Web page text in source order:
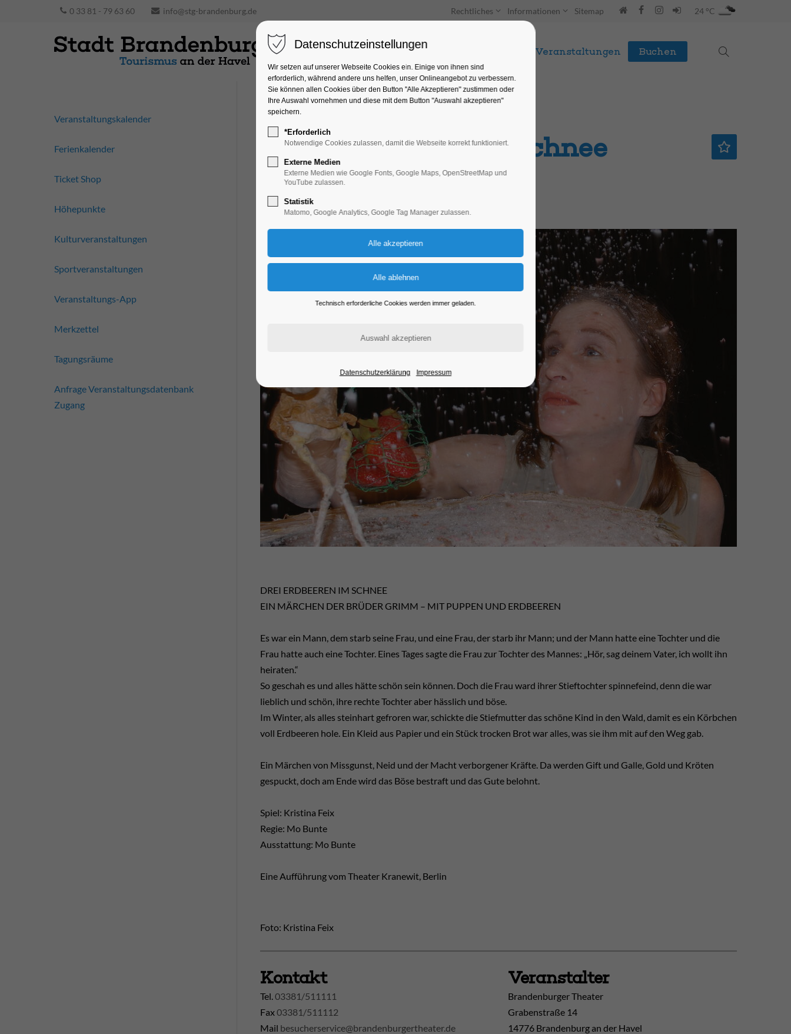
0 33 81 - 79 63 60 info@stg-brandenburg.de Rechtliches Informationen Sitemap 24 °C
Unterkünfte Entdecken & Erleben Veranstaltungen Buchen
Drei Erdbeeren Im Schnee
Kinder, Jugend
19.01.2025, 14:30–15:30
DREI ERDBEEREN IM SCHNEE
EIN MÄRCHEN DER BRÜDER GRIMM – MIT PUPPEN UND ERDBEEREN
Es war ein Mann, dem starb seine Frau, und eine Frau, der starb ihr Mann; und der Mann hatte eine Tochter und die
Frau hatte auch eine Tochter. Eines Tages sagte die Frau zur Tochter des Mannes: „Hör, sag deinem Vater, ich wollt ihn
heiraten.“
So geschah es und alles hätte schön sein können. Doch die Frau ward ihrer Stieftochter spinnefeind, denn die war
lieblich und schön, ihre rechte Tochter aber hässlich und böse.
Im Winter, als alles steinhart gefroren war, schickte die Stiefmutter das schöne Kind in den Wald, damit es ein Körbchen
voll Erdbeeren hole. Ein Kleid aus Papier und ein Stück trocken Brot war alles, was sie ihm mit auf den Weg gab.
Ein Märchen von Missgunst, Neid und der Macht verborgener Kräfte. Da werden Gift und Galle, Gold und Kröten
gespuckt, doch am Ende wird das Böse bestraft und das Gute belohnt.
Spiel: Kristina Feix
Regie: Mo Bunte
Ausstattung: Mo Bunte
Eine Aufführung vom Theater Kranewit, Berlin
Foto: Kristina Feix
Kontakt
Tel. 03381/511111
Fax03381/511112
Mail besucherservice@brandenburgertheater.de
Veranstalter
Brandenburger Theater
Grabenstraße 14
14776 Brandenburg an der Havel
Veranstaltungskalender
Ferienkalender
Ticket Shop
Höhepunkte
Kulturveranstaltungen
Sportveranstaltungen
Veranstaltungs-App
Merkzettel
Tagungsräume
Anfrage Veranstaltungsdatenbank
Zugang
Datenschutzeinstellungen
Wir setzen auf unserer Webseite Cookies ein. Einige von ihnen sind
erforderlich, während andere uns helfen, unser Onlineangebot zu verbessern.
Sie können allen Cookies über den Button "Alle Akzeptieren" zustimmen oder
Ihre Auswahl vornehmen und diese mit dem Button "Auswahl akzeptieren"
speichern.
*Erforderlich
Notwendige Cookies zulassen, damit die Webseite korrekt funktioniert.
Externe Medien
Externe Medien wie Google Fonts, Google Maps, OpenStreetMap und
YouTube zulassen.
Statistik
Matomo, Google Analytics, Google Tag Manager zulassen.
Technisch erforderliche Cookies werden immer geladen.
Datenschutzerklärung Impressum